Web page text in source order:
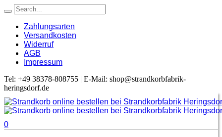
Zahlungsarten
Versandkosten
Widerruf
AGB
Impressum
Tel: +49 38378-808755 | E-Mail: shop@strandkorbfabrik-
heringsdorf.de
0